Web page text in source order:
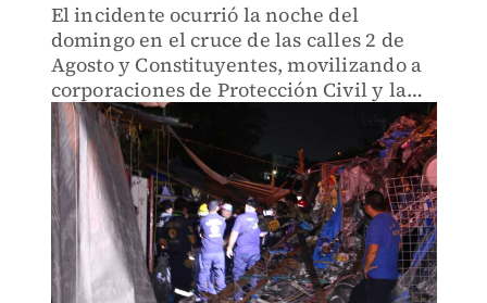
El incidente ocurrió la noche del
domingo en el cruce de las calles 2 de
Agosto y Constituyentes, movilizando a
corporaciones de Protección Civil y la
Guardia Nacional al filo de la
madrugada del 3 de agosto.